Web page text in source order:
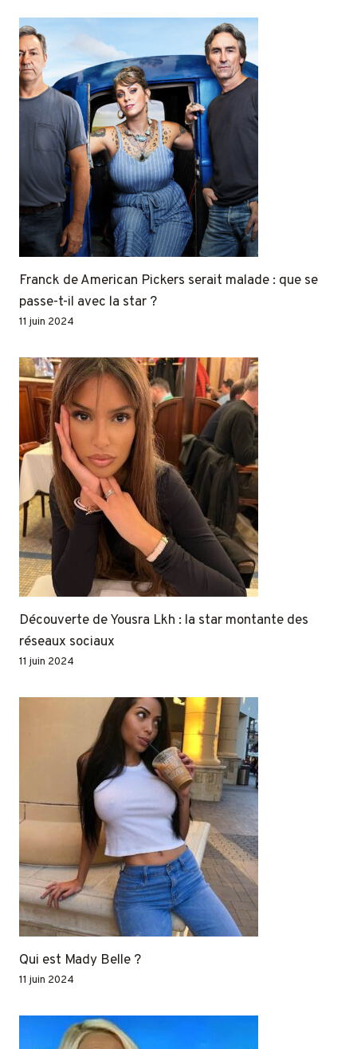
Franck de American Pickers serait malade : que se
passe-t-il avec la star ?
11 juin 2024
Découverte de Yousra Lkh : la star montante des
réseaux sociaux
11 juin 2024
Qui est Mady Belle ?
11 juin 2024